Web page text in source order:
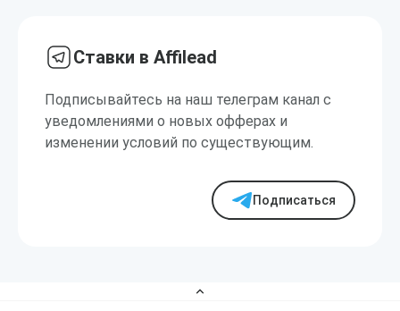
Ставки в Affilead
Подписывайтесь на наш телеграм канал с
уведомлениями о новых офферах и
изменении условий по существующим.
Подписаться